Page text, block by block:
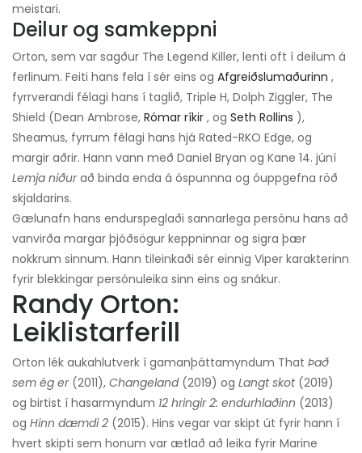
meistari.
Deilur og samkeppni
Orton, sem var sagður The Legend Killer, lenti oft í deilum á
ferlinum. Feiti hans fela í sér eins og Afgreiðslumaðurinn ,
fyrrverandi félagi hans í taglið, Triple H, Dolph Ziggler, The
Shield (Dean Ambrose, Rómar ríkir , og Seth Rollins ),
Sheamus, fyrrum félagi hans hjá Rated-RKO Edge, og
margir aðrir. Hann vann með Daniel Bryan og Kane 14. júní
Lemja niðurað binda enda á óspunnna og óuppgefna röð
skjaldarins.
Gælunafn hans endurspeglaði sannarlega persónu hans að
vanvirða margar þjóðsögur keppninnar og sigra þær
nokkrum sinnum. Hann tileinkaði sér einnig Viper karakterinn
fyrir blekkingar persónuleika sinn eins og snákur.
Randy Orton:
Leiklistarferill
Orton lék aukahlutverk í gamanþáttamyndum That Það
sem ég er(2011), Changeland(2019) og Langt skot(2019)
og birtist í hasarmyndum 12 hringir 2: endurhlaðinn (2013)
og Hinn dæmdi 2 (2015). Hins vegar var skipt út fyrir hann í
hvert skipti sem honum var ætlað að leika fyrir Marine